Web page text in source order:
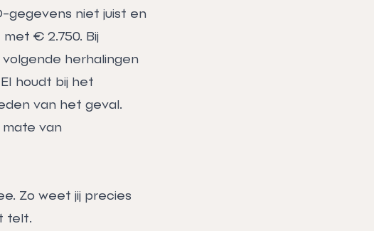
gegevens niet juist en
€ 2.750. Bij
herhalingen
houdt bij het
van het geval.
van
Zo weet jij precies
telt.